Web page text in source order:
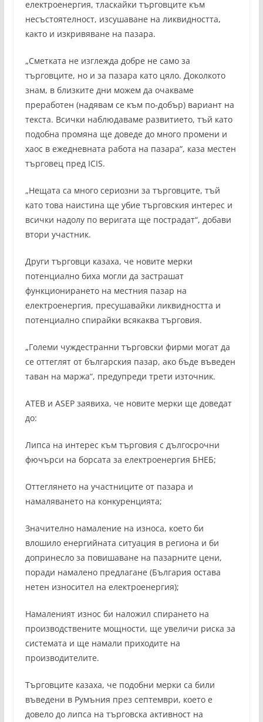
електроенергия, тласкайки търговците към
несъстоятелност, изсушаване на ликвидността,
както и изкривяване на пазара.
„Сметката не изглежда добре не само за
търговците, но и за пазара като цяло. Доколкото
знам, в близките дни можем да очакваме
преработен (надявам се към по-добър) вариант на
текста. Всички наблюдаваме развитието, тъй като
подобна промяна ще доведе до много промени и
хаос в ежедневната работа на пазара“, каза местен
търговец пред ICIS.
„Нещата са много сериозни за търговците, тъй
като това наистина ще убие търговския интерес и
всички надолу по веригата ще пострадат“, добави
втори участник.
Други търговци казаха, че новите мерки
потенциално биха могли да застрашат
функционирането на местния пазар на
електроенергия, пресушавайки ликвидността и
потенциално спирайки всякаква търговия.
„Големи чуждестранни търговски фирми могат да
се оттеглят от българския пазар, ако бъде въведен
таван на маржа“, предупреди трети източник.
ATEB и ASEP заявиха, че новите мерки ще доведат
до:
Липса на интерес към търговия с дългосрочни
фючърси на борсата за електроенергия БНЕБ;
Оттеглянето на участниците от пазара и
намаляването на конкуренцията;
Значително намаление на износа, което би
влошило енергийната ситуация в региона и би
допринесло за повишаване на пазарните цени,
поради намалено предлагане (България остава
нетен износител на електроенергия);
Намаленият износ би наложил спирането на
производствените мощности, ще увеличи риска за
системата и ще намали приходите на
производителите.
Търговците казаха, че подобни мерки са били
въведени в Румъния през септември, което е
довело до липса на търговска активност на